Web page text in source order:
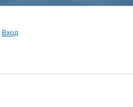
Вход